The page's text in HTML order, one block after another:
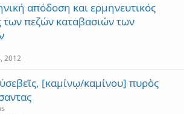
απόδοση και ερμηνευτικός
των πεζών καταβασιών των
2012
[καμίνῳ/καμίνου] πυρὸς